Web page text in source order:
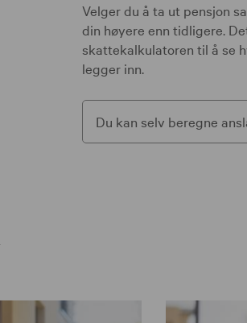
Velger du å ta ut pensjon
din høyere enn tidligere.
skattekalkulatoren til å se
legger inn.
Du kan selv beregne